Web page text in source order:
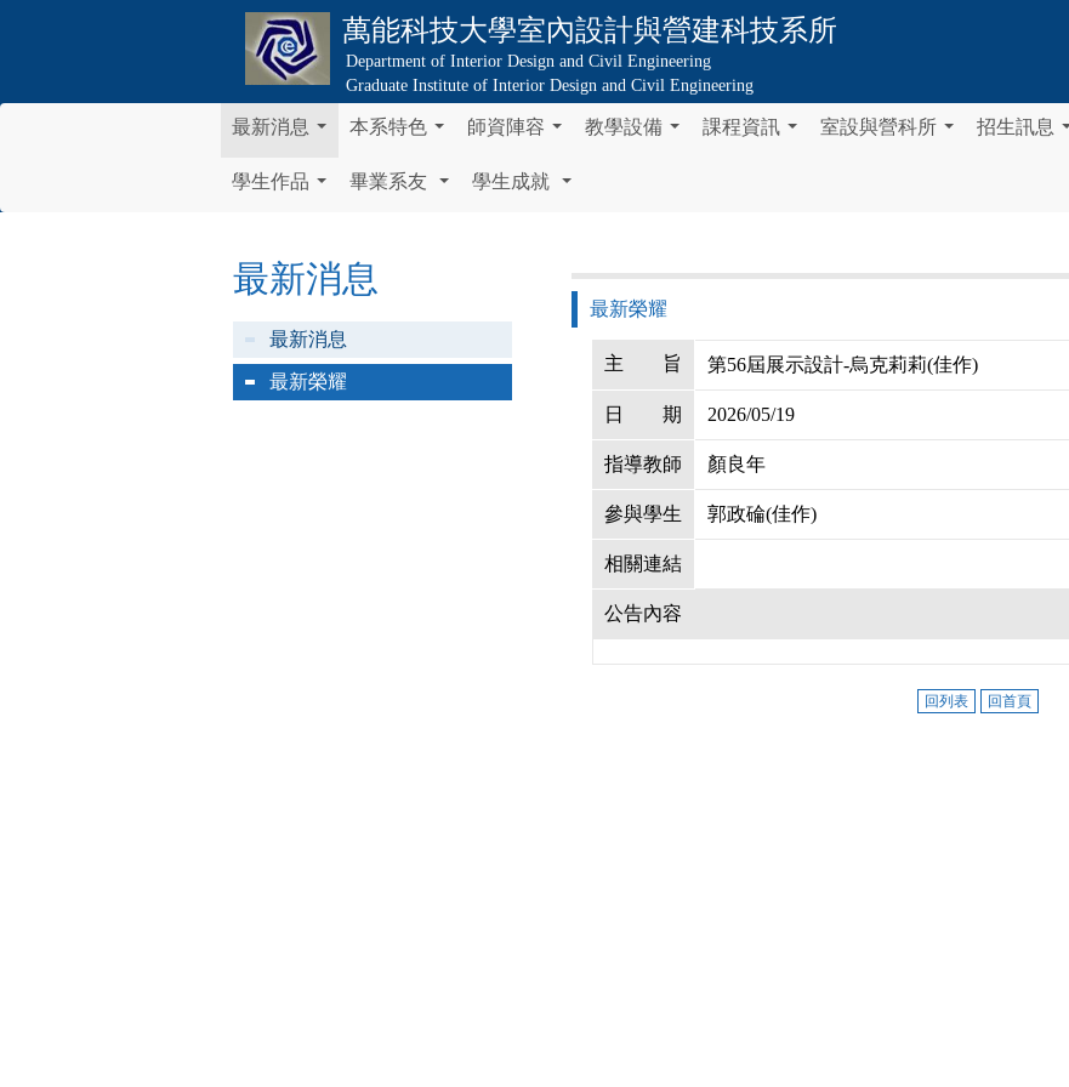
萬能科技大學室內設計與營建科技系所
Department of Interior Design and Civil Engineering
Graduate Institute of Interior Design and Civil Engineering
最新消息 本系特色 師資陣容 教學設備 課程資訊 室設與營科所 招生訊息
學生作品 畢業系友 學生成就
最新消息
最新消息
最新榮耀
最新榮耀
主 旨 第56屆展示設計-烏克莉莉(佳作)
日 期 2026/05/19
指導教師 顏良年
參與學生 郭政碖(佳作)
相關連結
公告內容
回列表 回首頁